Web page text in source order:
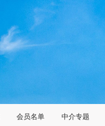
会员名单 中介专题